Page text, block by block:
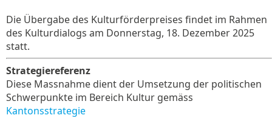
Die Übergabe des Kulturförderpreises findet im Rahmen
des Kulturdialogs am Donnerstag, 18. Dezember 2025
statt.
Strategiereferenz
Diese Massnahme dient der Umsetzung der politischen
Schwerpunkte im Bereich Kultur gemäss
Kantonsstrategie